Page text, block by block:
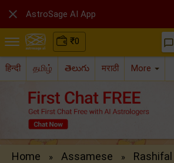
₹0 chat_bubble_outline
हिन्दी தமிழ் తెలుగు मराठी More
Home » Assamese » Rashifal
 AstroSage AI App